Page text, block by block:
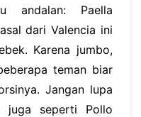
andalan: Paella
dari Valencia ini
Karena jumbo,
teman biar
Jangan lupa
juga seperti Pollo